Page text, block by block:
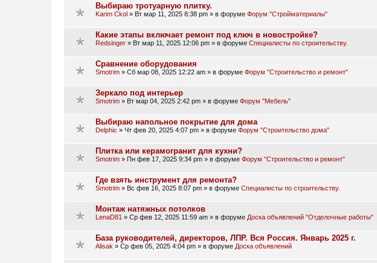
Выбираю тротуарную плитку.
Karim Ckol » Вт мар 11, 2025 8:38 pm » в форуме Форум "Стройматериалы"
Какие этапы включает ремонт под ключ в новостройке?
Redsinger » Вт мар 11, 2025 12:06 pm » в форуме Специалисты по строительству.
Сравнение оборудования
Smotrim » Сб мар 08, 2025 12:22 am » в форуме Форум "Строительство и ремонт"
Зеркало под интерьер
Smotrim » Вт мар 04, 2025 2:42 pm » в форуме Форум "Мебель"
Выбираю напольное покрытие для дома
Delphic » Чт фев 20, 2025 4:07 pm » в форуме Форум "Строительство дома"
Плитка или керамогранит для кухни?
Smotrim » Пн фев 17, 2025 9:34 pm » в форуме Форум "Строительство и ремонт"
Где взять инструмент для ремонта?
Smotrim » Вс фев 16, 2025 8:07 pm » в форуме Специалисты по строительству.
Монтаж натяжных потолков
LenaD81 » Ср фев 12, 2025 11:59 am » в форуме Доска объявлений "Отделочные работы"
База руководителей, директоров, ЛПР. Вся Россия. Январь 2025 г.
Alisak » Ср фев 05, 2025 4:04 pm » в форуме Доска объявлений